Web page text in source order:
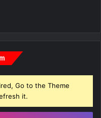
Go to the Theme
it.